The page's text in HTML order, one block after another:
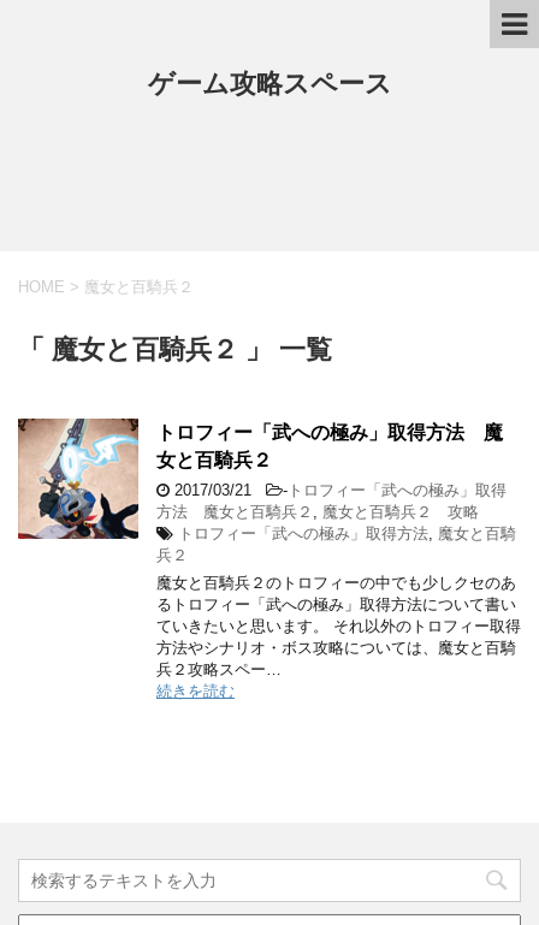
ゲーム攻略スペース
HOME > 魔女と百騎兵２
「 魔女と百騎兵２ 」 一覧
トロフィー「武への極み」取得方法 魔
女と百騎兵２
2017/03/21 - トロフィー「武への極み」取得
方法 魔女と百騎兵２
魔女と百騎兵２ 攻略
トロフィー「武への極み」取得方法 魔女と百騎
兵２
魔女と百騎兵２のトロフィーの中でも少しクセのあ
るトロフィー「武への極み」取得方法について書い
ていきたいと思います。 それ以外のトロフィー取得
方法やシナリオ・ボス攻略については、魔女と百騎
兵２攻略スペー…
続きを読む